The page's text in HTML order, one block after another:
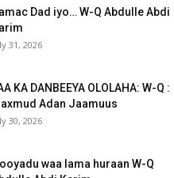
Dad iyo… W-Q Abdulle Abdi
31, 2026
KA DANBEEYA OLOLAHA: W-Q :
Adan Jaamuus
30, 2026
waa lama huraan W-Q